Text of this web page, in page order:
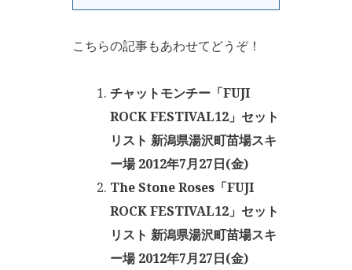
こちらの記事もあわせてどうぞ！
チャットモンチー「FUJI
ROCK FESTIVAL12」セット
リスト 新潟県湯沢町苗場スキ
ー場 2012年7月27日(金)
The Stone Roses「FUJI
ROCK FESTIVAL12」セット
リスト 新潟県湯沢町苗場スキ
ー場 2012年7月27日(金)